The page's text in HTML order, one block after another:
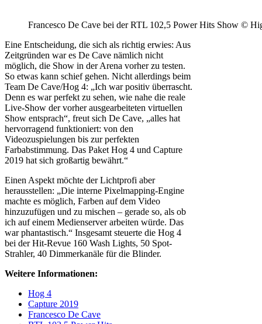
Francesco De Cave bei der RTL 102,5 Power Hits Show ©
Eine Entscheidung, die sich als richtig erwies: Aus
Zeitgründen war es De Cave nämlich nicht
möglich, die Show in der Arena vorher zu testen.
So etwas kann schief gehen. Nicht allerdings beim
Team De Cave/Hog 4: „Ich war positiv überrascht.
Denn es war perfekt zu sehen, wie nahe die reale
Live-Show der vorher ausgearbeiteten virtuellen
Show entsprach“, freut sich De Cave, „alles hat
hervorragend funktioniert: von den
Videozuspielungen bis zur perfekten
Farbabstimmung. Das Paket Hog 4 und Capture
2019 hat sich großartig bewährt.“
Einen Aspekt möchte der Lichtprofi aber
herausstellen: „Die interne Pixelmapping-Engine
machte es möglich, Farben auf dem Video
hinzuzufügen und zu mischen – gerade so, als ob
ich auf einem Medienserver arbeiten würde. Das
war phantastisch.“ Insgesamt steuerte die Hog 4
bei der Hit-Revue 160 Wash Lights, 50 Spot-
Strahler, 40 Dimmerkanäle für die Blinder.
Weitere Informationen:
Hog 4
Capture 2019
Francesco De Cave